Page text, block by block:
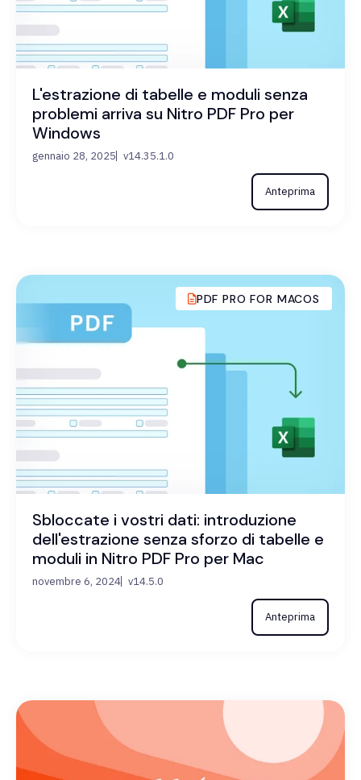
L'estrazione di tabelle e moduli senza
problemi arriva su Nitro PDF Pro per
Windows
gennaio 28, 2025 v14.35.1.0
Anteprima
PDF PRO FOR MACOS
Sbloccate i vostri dati: introduzione
dell'estrazione senza sforzo di tabelle e
moduli in Nitro PDF Pro per Mac
novembre 6, 2024 v14.5.0
Anteprima